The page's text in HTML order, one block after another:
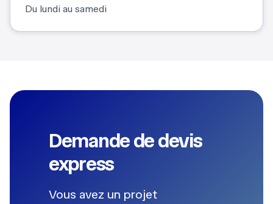
Du lundi au samedi
Demande de devis
express
Vous avez un projet